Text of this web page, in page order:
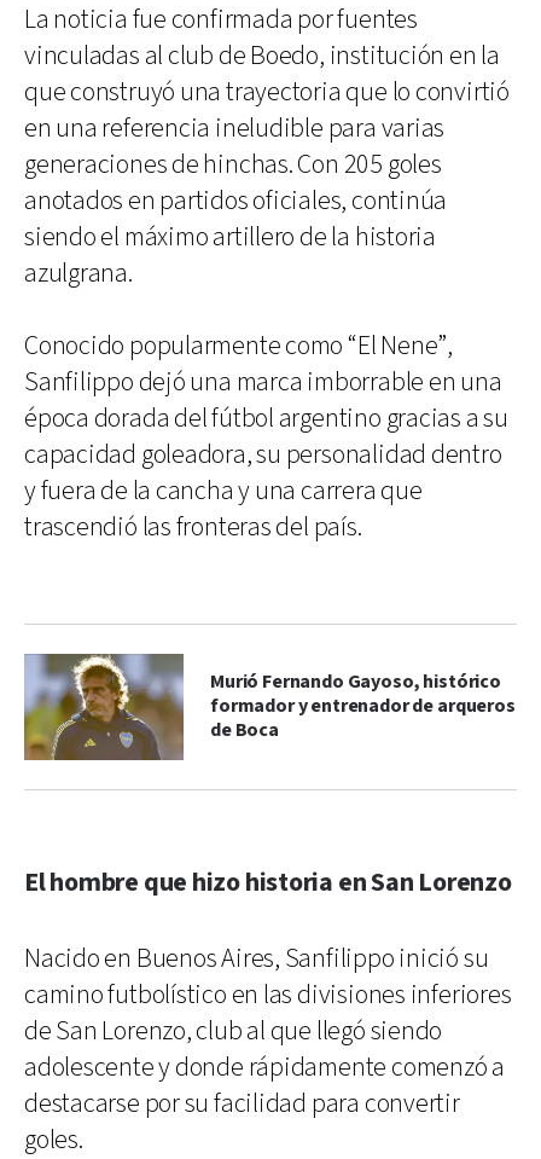
La noticia fue confirmada por fuentes
vinculadas al club de Boedo, institución en la
que construyó una trayectoria que lo convirtió
en una referencia ineludible para varias
generaciones de hinchas. Con 205 goles
anotados en partidos oficiales, continúa
siendo el máximo artillero de la historia
azulgrana.
Conocido popularmente como “El Nene”,
Sanfilippo dejó una marca imborrable en una
época dorada del fútbol argentino gracias a su
capacidad goleadora, su personalidad dentro
y fuera de la cancha y una carrera que
trascendió las fronteras del país.
Murió Fernando Gayoso, histórico
formador y entrenador de arqueros
de Boca
El hombre que hizo historia en San Lorenzo
Nacido en Buenos Aires, Sanfilippo inició su
camino futbolístico en las divisiones inferiores
de San Lorenzo, club al que llegó siendo
adolescente y donde rápidamente comenzó a
destacarse por su facilidad para convertir
goles.